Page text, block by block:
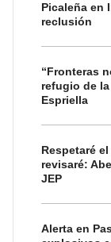
Picaleña en
reclusión
“Fronteras
refugio de
Espriella
Respetaré
revisaré:
JEP
Alerta en